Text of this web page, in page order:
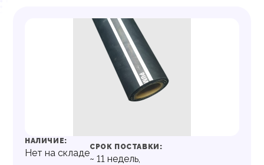
НАЛИЧИЕ:
Нет на складе
СРОК ПОСТАВКИ:
~ 11 недель,